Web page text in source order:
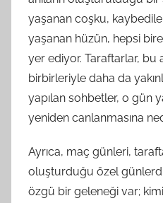
yaşanan coşku,
yaşanan hüzün, hepsi
yer ediyor. Taraftarlar, bu
birbirleriyle daha da
yapılan sohbetler, o gün
yeniden canlanmasına
Ayrıca, maç günleri,
oluşturduğu özel
özgü bir geleneği var;